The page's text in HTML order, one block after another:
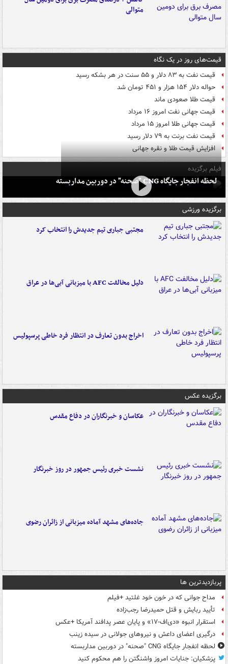
متوالی
قیمت‌های روز در یک نگاه
قیمت نفت به ۸۳ دلار و ۵۵ سنت در هر بشکه رسید
حواله دلار ۱۵۴ هزار و ۴۵۱ تومان شد
قیمت طلا صعودی ماند
قیمت جهانی نفت امروز ۱۶ مرداد
قیمت جهانی طلا امروز ۱۵ مرداد
قیمت نفت برنت به ۷۹ دلار رسید
افزایش قیمت طلا و نقره جهانی
فیلم برگزیده
لحظه انفجار جایگاه CNG "صحنه" در دوربین مداربسته
برگزیده ورزشی
مجتبی جباری تیم جدیدش را انتخاب کرد
دلیل مخالفت AFC با میزبانی آبی‌ها در عراق
اخراج بدون تعارف در انتظار فرد خاطی پرسپولیس
برگزیده عکس
عکاسان و خبرنگاران در دفاع مقدس
نشست خبری رئیس جمهور در روز خبرنگار
جاده‌های مشهد آماده میزبانی از زائران رضوی
پربازدیدترین ها
مداح جوانی که در خون خود غلتید +فیلم
تأیید ربایش و قتل حمیدرضا رجب‌زاده
استقرار انبوه «دی‌اف‑۱۷» و پایان عصر پدافند آمریکا +عکس
درگیری اعضای داعش و نیروهای جولانی در سیده زینب
لحظه انفجار جایگاه CNG "صحنه" در دوربین مداربسته
پزشکیان: جنایات امروز واشنگتن را هم محکوم کنید